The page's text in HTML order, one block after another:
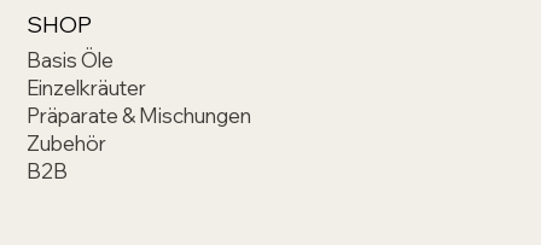
SHOP
Basis Öle
Einzelkräuter
Präparate & Mischungen
Zubehör
B2B